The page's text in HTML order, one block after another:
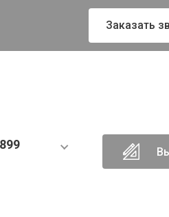
Заказать